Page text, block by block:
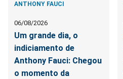
ANTHONY FAUCI
06/08/2026
Um grande dia, o
indiciamento de
Anthony Fauci: Chegou
o momento da